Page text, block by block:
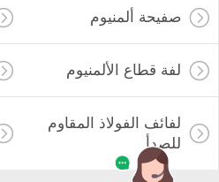
صفيحة ألمنيوم
لفة قطاع الألمنيوم
لفائف الفولاذ المقاوم
للصدأ